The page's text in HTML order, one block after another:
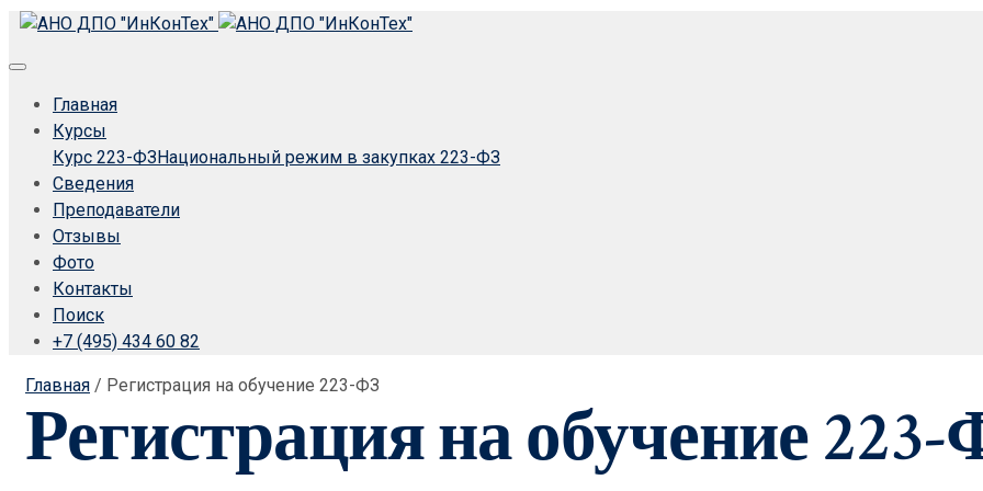
Главная
Курсы
Курс 223-ФЗНациональный режим в закупках 223-ФЗ
Сведения
Преподаватели
Отзывы
Фото
Контакты
Поиск
+7 (495) 434 60 82
Главная / Регистрация на обучение 223-ФЗ
Регистрация на обучение